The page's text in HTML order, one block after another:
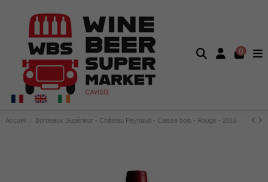
0
Accueil Bordeaux Supérieur - Château Peynaud - Caisse bois - Rouge - 2016